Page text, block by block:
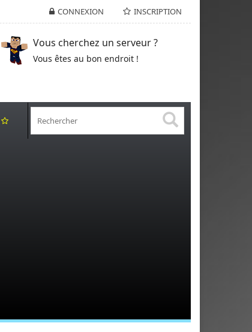
CONNEXION INSCRIPTION
Vous cherchez un serveur ?
Vous êtes au bon endroit !